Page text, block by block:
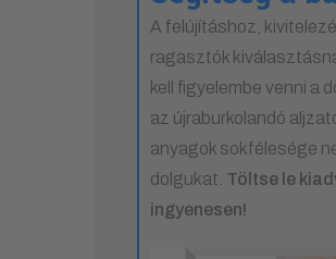
A felújításhoz,
ragasztók
kell figyelembe venni a
az újraburkolandó
anyagok sokfélesége
dolgukat. Töltse le
ingyenesen!